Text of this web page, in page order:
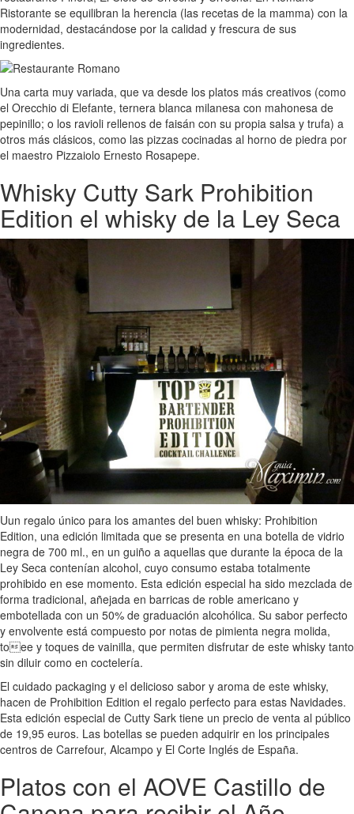
Ristorante se equilibran la herencia (las recetas de la mamma) con la
modernidad, destacándose por la calidad y frescura de sus
ingredientes.
Una carta muy variada, que va desde los platos más creativos (como
el Orecchio di Elefante, ternera blanca milanesa con mahonesa de
pepinillo; o los ravioli rellenos de faisán con su propia salsa y trufa) a
otros más clásicos, como las pizzas cocinadas al horno de piedra por
el maestro Pizzaiolo Ernesto Rosapepe.
Whisky Cutty Sark Prohibition
Edition el whisky de la Ley Seca
Uun regalo único para los amantes del buen whisky: Prohibition
Edition, una edición limitada que se presenta en una botella de vidrio
negra de 700 ml., en un guiño a aquellas que durante la época de la
Ley Seca contenían alcohol, cuyo consumo estaba totalmente
prohibido en ese momento. Esta edición especial ha sido mezclada de
forma tradicional, añejada en barricas de roble americano y
embotellada con un 50% de graduación alcohólica. Su sabor perfecto
y envolvente está compuesto por notas de pimienta negra molida,
toee y toques de vainilla, que permiten disfrutar de este whisky tanto
sin diluir como en coctelería.
El cuidado packaging y el delicioso sabor y aroma de este whisky,
hacen de Prohibition Edition el regalo perfecto para estas Navidades.
Esta edición especial de Cutty Sark tiene un precio de venta al público
de 19,95 euros. Las botellas se pueden adquirir en los principales
centros de Carrefour, Alcampo y El Corte Inglés de España.
Platos con el AOVE Castillo de